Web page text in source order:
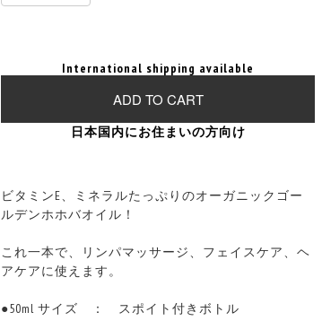
International shipping available
ADD TO CART
日本国内にお住まいの方向け
ビタミンE、ミネラルたっぷりのオーガニックゴー
ルデンホホバオイル！
これ一本で、リンパマッサージ、フェイスケア、ヘ
アケアに使えます。
●50ml サイズ ： スポイト付きボトル